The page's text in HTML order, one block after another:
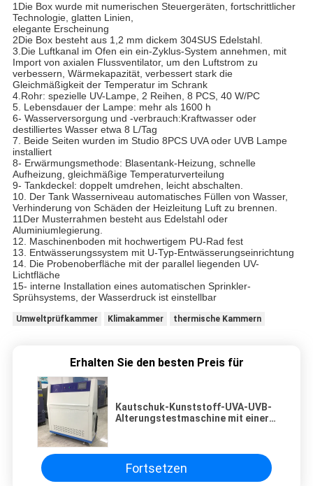
1Die Box wurde mit numerischen Steuergeräten, fortschrittlicher
Technologie, glatten Linien,
elegante Erscheinung
2Die Box besteht aus 1,2 mm dickem 304SUS Edelstahl.
3.Die Luftkanal im Ofen ein ein-Zyklus-System annehmen, mit
Import von axialen Flussventilator, um den Luftstrom zu
verbessern, Wärmekapazität, verbessert stark die
Gleichmäßigkeit der Temperatur im Schrank
4.Rohr: spezielle UV-Lampe, 2 Reihen, 8 PCS, 40 W/PC
5. Lebensdauer der Lampe: mehr als 1600 h
6- Wasserversorgung und -verbrauch:Kraftwasser oder
destilliertes Wasser etwa 8 L/Tag
7. Beide Seiten wurden im Studio 8PCS UVA oder UVB Lampe
installiert
8- Erwärmungsmethode: Blasentank-Heizung, schnelle
Aufheizung, gleichmäßige Temperaturverteilung
9- Tankdeckel: doppelt umdrehen, leicht abschalten.
10. Der Tank Wasserniveau automatisches Füllen von Wasser,
Verhinderung von Schäden der Heizleitung Luft zu brennen.
11Der Musterrahmen besteht aus Edelstahl oder
Aluminiumlegierung.
12. Maschinenboden mit hochwertigem PU-Rad fest
13. Entwässerungssystem mit U-Typ-Entwässerungseinrichtung
14. Die Probenoberfläche mit der parallel liegenden UV-
Lichtfläche
15- interne Installation eines automatischen Sprinkler-
Sprühsystems, der Wasserdruck ist einstellbar
Umweltprüfkammer Klimakammer thermische Kammern
Erhalten Sie den besten Preis für
Kautschuk-Kunststoff-UVA-UVB-
Alterungstestmaschine mit einer
Fortsetzen